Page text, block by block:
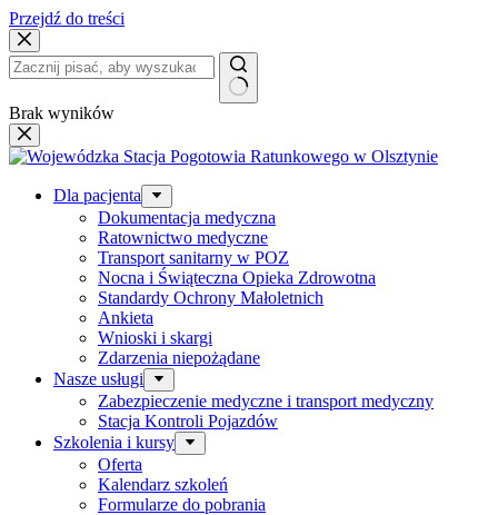
Przejdź do treści
Brak wyników
Dla pacjenta
Dokumentacja medyczna
Ratownictwo medyczne
Transport sanitarny w POZ
Nocna i Świąteczna Opieka Zdrowotna
Standardy Ochrony Małoletnich
Ankieta
Wnioski i skargi
Zdarzenia niepożądane
Nasze usługi
Zabezpieczenie medyczne i transport medyczny
Stacja Kontroli Pojazdów
Szkolenia i kursy
Oferta
Kalendarz szkoleń
Formularze do pobrania